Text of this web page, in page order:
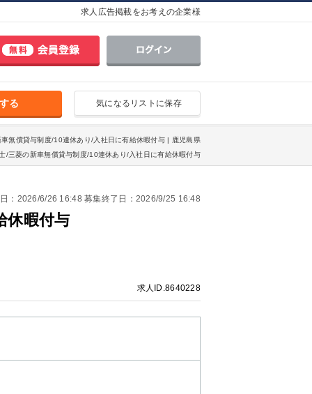
求人広告掲載をお考えの企業様
気になるリストに保存
る
無償貸与制度/10連休あり/入社日に有給休暇付与 | 鹿児島県
/三菱の新車無償貸与制度/10連休あり/入社日に有給休暇付与
：2026/6/26 16:48 募集終了日：2026/9/25 16:48
休暇付与
求人ID.8640228